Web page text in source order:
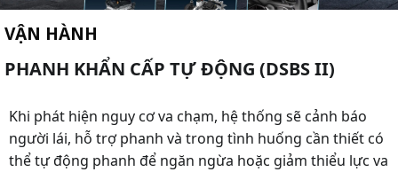
VẬN HÀNH
PHANH KHẨN CẤP TỰ ĐỘNG (DSBS II)
Khi phát hiện nguy cơ va chạm, hệ thống sẽ cảnh báo
người lái, hỗ trợ phanh và trong tình huống cần thiết có
thể tự động phanh để ngăn ngừa hoặc giảm thiểu lực va